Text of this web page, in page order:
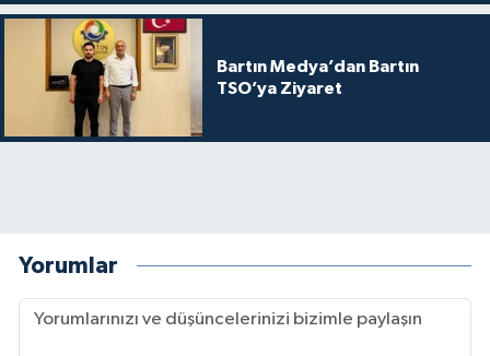
Bartın Medya’dan Bartın
TSO’ya Ziyaret
Yorumlar